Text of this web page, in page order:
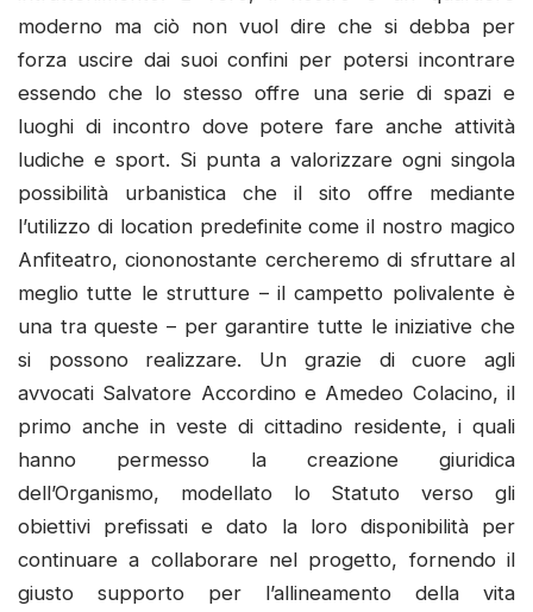
moderno ma ciò non vuol dire che si debba per
forza uscire dai suoi confini per potersi incontrare
essendo che lo stesso offre una serie di spazi e
luoghi di incontro dove potere fare anche attività
ludiche e sport. Si punta a valorizzare ogni singola
possibilità urbanistica che il sito offre mediante
l’utilizzo di location predefinite come il nostro magico
Anfiteatro, ciononostante cercheremo di sfruttare al
meglio tutte le strutture – il campetto polivalente è
una tra queste – per garantire tutte le iniziative che
si possono realizzare. Un grazie di cuore agli
avvocati Salvatore Accordino e Amedeo Colacino, il
primo anche in veste di cittadino residente, i quali
hanno permesso la creazione giuridica
dell’Organismo, modellato lo Statuto verso gli
obiettivi prefissati e dato la loro disponibilità per
continuare a collaborare nel progetto, fornendo il
giusto supporto per l’allineamento della vita